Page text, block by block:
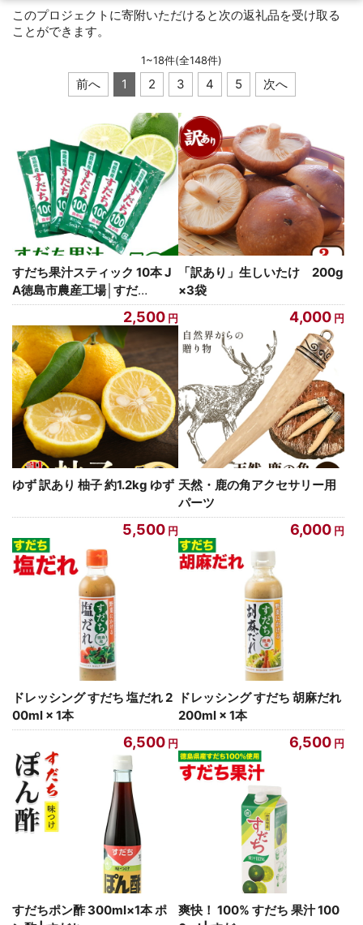
このプロジェクトに寄附いただけると次の返礼品を受け取る
ことができます。
1~18件(全148件)
前へ 1 2 3 4 5 次へ
すだち果汁スティック 10本 J
A徳島市農産工場│すだ…
2,500
「訳あり」生しいたけ 200g
×3袋
4,000
ゆず 訳あり 柚子 約1.2kg ゆず
5,500
天然・鹿の角アクセサリー用
パーツ
6,000
ドレッシング すだち 塩だれ 2
00ml × 1本
6,500
ドレッシング すだち 胡麻だれ
200ml × 1本
6,500
すだちポン酢 300ml×1本 ポ
爽快！ 100% すだち 果汁 100